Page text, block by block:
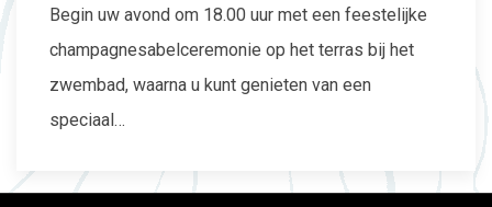
Begin uw avond om 18.00 uur met een feestelijke
champagnesabelceremonie op het terras bij het
zwembad, waarna u kunt genieten van een
speciaal…